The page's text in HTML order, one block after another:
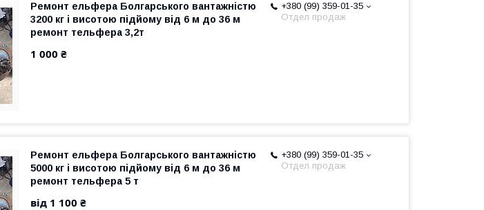
+380 (99) 359-01-35
Отдел продаж
Ремонт ельфера Болгарського вантажністю
3200 кг і висотою підйому від 6 м до 36 м
ремонт тельфера 3,2т
1 000 ₴
+380 (99) 359-01-35
Отдел продаж
Ремонт ельфера Болгарського вантажністю
5000 кг і висотою підйому від 6 м до 36 м
ремонт тельфера 5 т
від 1 100 ₴